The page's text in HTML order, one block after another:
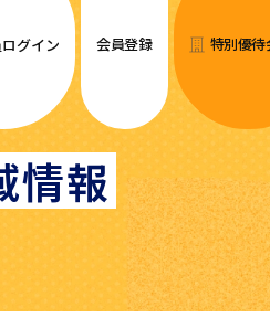
情報
グイン 会員登録 特別優待